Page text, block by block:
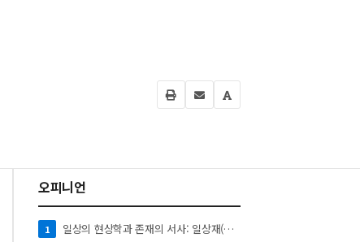
오피니언
1 일상의 현상학과 존재의 서사: 일상재(日常材)의 시적 환치와 자아 성찰】